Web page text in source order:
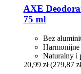
AXE
75 ml
Bez
Harmonijne
Naturalny i
20,99 zł (279,87